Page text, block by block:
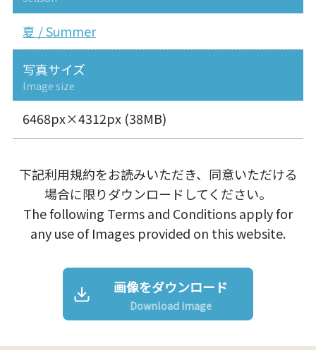
夏 / Summer
写真サイズ
Image size
6468px×4312px (38MB)
下記利用規約をお読みいただき、同意いただける
場合に限りダウンロードしてください。
The following Terms and Conditions apply for
any use of Images provided on this website.
画像をダウンロード
Download image